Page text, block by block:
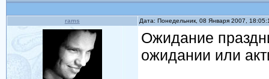
rams Дата: Понедельник, 08 Января 2007,
Ожидание
ожидании или